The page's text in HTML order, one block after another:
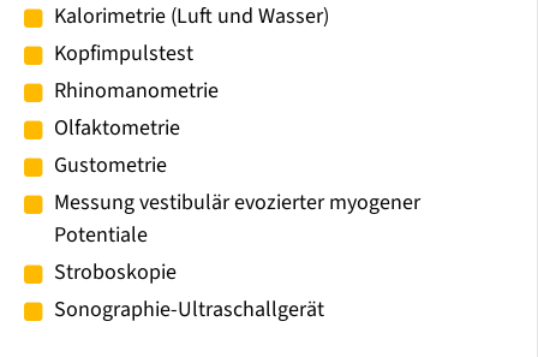
Kalorimetrie (Luft und Wasser)
Kopfimpulstest
Rhinomanometrie
Olfaktometrie
Gustometrie
Messung vestibulär evozierter myogener
Potentiale
Stroboskopie
Sonographie-Ultraschallgerät